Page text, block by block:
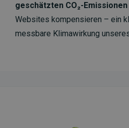
geschätzten CO₂-Emissionen
Websites kompensieren – ein
messbare Klimawirkung